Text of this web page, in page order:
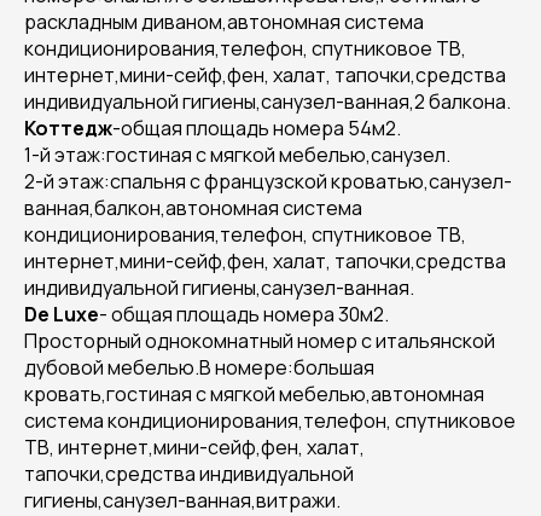
раскладным диваном,автономная система
кондиционирования,телефон, спутниковое ТВ,
интернет,мини-сейф,фен, халат, тапочки,средства
индивидуальной гигиены,санузел-ванная,2 балкона.
Коттедж-общая площадь номера 54м2.
1-й этаж:гостиная с мягкой мебелью,санузел.
2-й этаж:спальня с французской кроватью,санузел-
ванная,балкон,автономная система
кондиционирования,телефон, спутниковое ТВ,
интернет,мини-сейф,фен, халат, тапочки,средства
индивидуальной гигиены,санузел-ванная.
De Luxe- общая площадь номера 30м2.
Просторный однокомнатный номер с итальянской
дубовой мебелью.В номере:большая
кровать,гостиная с мягкой мебелью,автономная
система кондиционирования,телефон, спутниковое
ТВ, интернет,мини-сейф,фен, халат,
тапочки,средства индивидуальной
гигиены,санузел-ванная,витражи.